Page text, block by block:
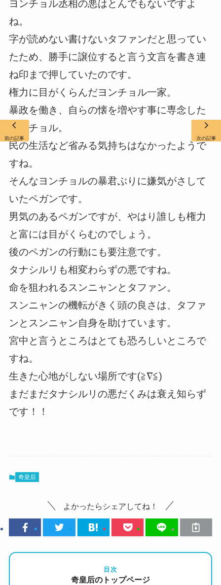
ヨンチョル丞相の悪はとんでもないですよ
ね。
字が読めない書けないタファンだと思ってい
たため、勝手に譲位すると言う文言を書き連
ね印まで押していたのです。
権力に目がくらんだヨンチョル一家。
暴政を働き、自らの懐を増やす事に専念した
ヨンチョル。
民の生活など省みる気持ちはなかったようで
すね。
そんなヨンチョルの暴君ぶりに嫌気がさして
いたペガンです。
男気のあるペガンですが、やはり誰しも権力
と富には目がくらむのでしょう。
後のペガンの行動にも要注意です。
タナシルリも相変わらずの悪ですね。
命を狙われるスンニャンとタファン。
スンニャンの機転がきく頭の良さは、タファ
ンとスンニャン自身を助けています。
宮中と言うところはとても恐ろしいところで
すね。
生きた心地がしない場所です(≧∇≦)
まだまだタナシルリの悪だくみは衰え知らず
です！！
奇皇后
よかったらシェアしてね！
目次
奇皇后のトップページ
前の記事 次の記事